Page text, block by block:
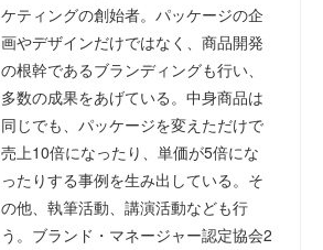
ケティングの創始者。パッケージの企
画やデザインだけではなく、商品開発
の根幹であるブランディングも行い、
多数の成果をあげている。中身商品は
同じでも、パッケージを変えただけで
売上10倍になったり、単価が5倍にな
ったりする事例を生み出している。そ
の他、執筆活動、講演活動なども行
う。ブランド・マネージャー認定協会2